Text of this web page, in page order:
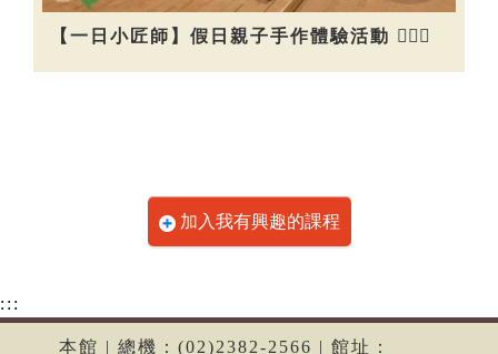
【一日小匠師】假日親子手作體驗活動 👷🏻‍♀️
加入我有興趣的課程
:::
本館 | 總機：(02)2382-2566 | 館址：